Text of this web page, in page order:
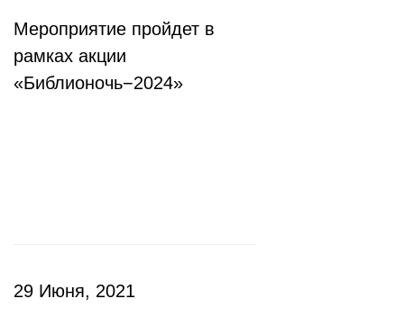
Мероприятие пройдет в
рамках акции
«Библионочь−2024»
29 Июня, 2021